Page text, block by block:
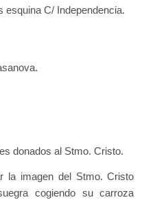
esquina C/ Independencia.
donados al Stmo. Cristo.
la imagen del Stmo. Cristo
cogiendo su carroza